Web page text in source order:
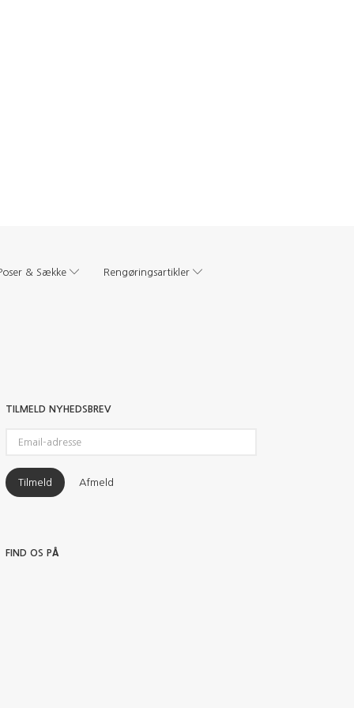
& Sække Rengøringsartikler
TILMELD NYHEDSBREV
adresse
Tilmeld Afmeld
FIND OS PÅ